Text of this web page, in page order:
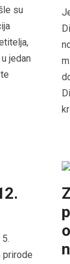
su
jedan
prirode